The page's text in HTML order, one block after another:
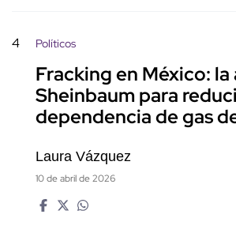
4 Políticos
Fracking en México:
Sheinbaum para
dependencia de gas
Laura Vázquez
10 de abril de 2026